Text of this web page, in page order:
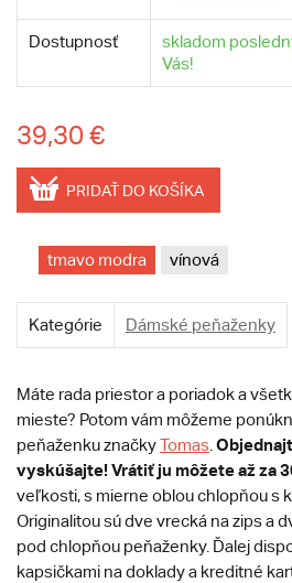
Dostupnosť
skladom
Vás!
39,30 €
PRIDAŤ DO KOŠÍKA
tmavo modra vínová
Kategórie Dámské peňaženky
Máte rada priestor a poriadok a
mieste? Potom vám môžeme
peňaženku značkyTomas
vyskúšajte! Vrátiť ju môžete až za
veľkosti, s mierne oblou chlopňou s
Originalitou sú dve vrecká na zips a
pod chlopňou peňaženky. Ďalej
kapsičkami na doklady a kreditné